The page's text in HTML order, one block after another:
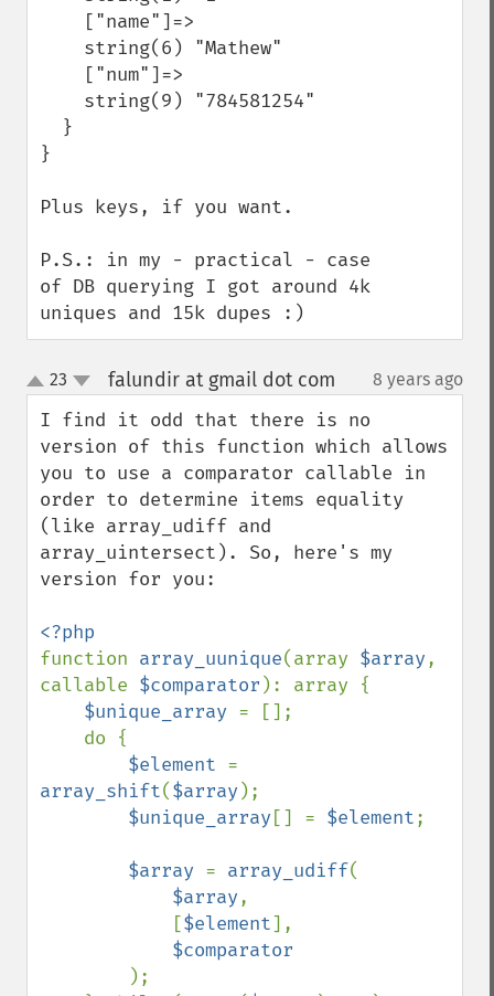
}
Plus keys, if you want.
P.S.: in my - practical - case
of DB querying I got around 4k
uniques and 15k dupes :)
up
down
23 falundir at gmail dot com 8 years ago
I find it odd that there is no
version of this function which allows
you to use a comparator callable in
order to determine items equality
(like array_udiff and
array_uintersect). So, here's my
version for you:
function array_uunique(array $array,
callable $comparator ): array {
$unique_array = [];
$element
array_shift($array );
$unique_array [] = $element;
$array = array_udiff(
$array,
            [
$element],
$comparator
);